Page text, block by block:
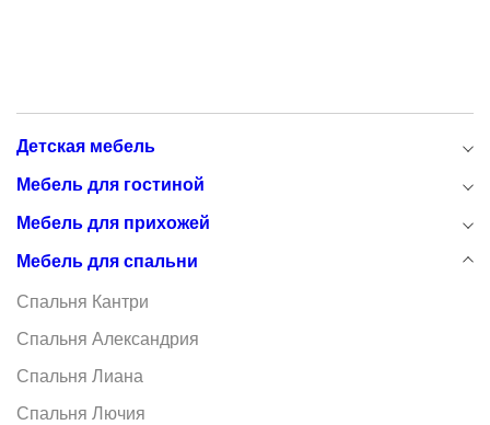
Детская мебель
Мебель для гостиной
Мебель для прихожей
Мебель для спальни
Спальня Кантри
Спальня Александрия
Спальня Лиана
Спальня Лючия